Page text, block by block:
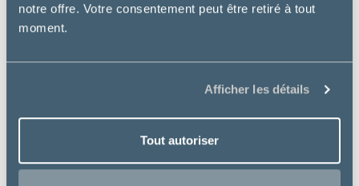
notre offre. Votre consentement peut être retiré à tout
moment.
Afficher les détails
Tout autoriser